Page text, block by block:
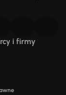
i firmy